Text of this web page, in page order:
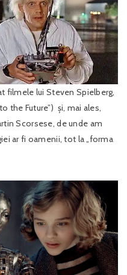
filmele lui Steven Spielberg,
the Future”) și, mai ales,
Scorsese, de unde am
ar fi oamenii, tot la „forma